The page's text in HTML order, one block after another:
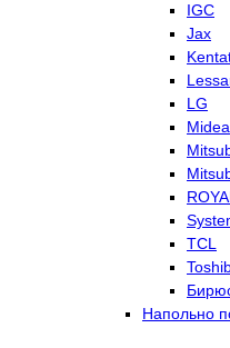
IGC
Jax
LG
Midea
TCL
Напольно